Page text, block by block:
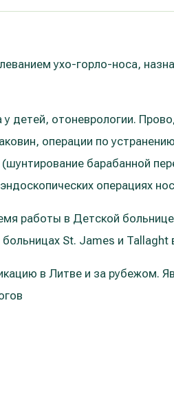
ухо-горло-носа,
детей, отоневрологии.
операции по
барабанной
операциях
работы в Детской
St. James и Tallaght
в Литве и за рубежом.